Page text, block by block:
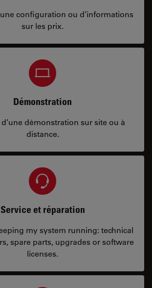
configuration ou d’informations
sur les prix.
Démonstration
d’une démonstration sur site ou à
distance.
Service et réparation
my system running: technical
spare parts, upgrades or software
licenses.